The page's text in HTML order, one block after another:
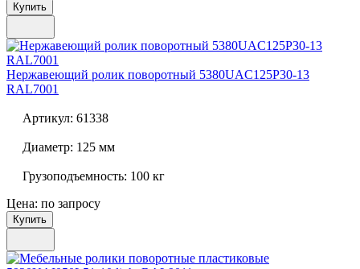
Купить
Нержавеющий ролик поворотный 5380UAC125P30-13
RAL7001
Артикул: 61338
Диаметр: 125 мм
Грузоподъемность: 100 кг
Цена: по запросу
Купить